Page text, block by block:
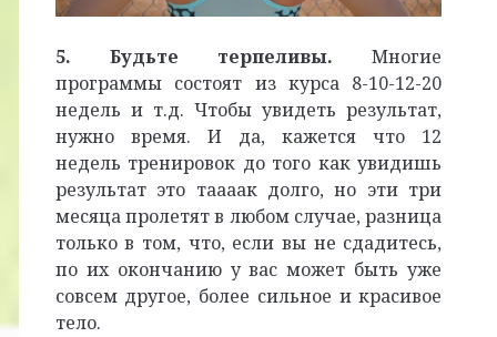
5. Будьте терпеливы. Многие
программы состоят из курса 8-10-12-20
недель и т.д. Чтобы увидеть результат,
нужно время. И да, кажется что 12
недель тренировок до того как увидишь
результат это таааак долго, но эти три
месяца пролетят в любом случае, разница
только в том, что, если вы не сдадитесь,
по их окончанию у вас может быть уже
совсем другое, более сильное и красивое
тело.